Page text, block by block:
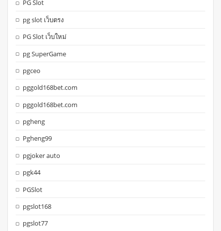
PG Slot
pg slot เว็บตรง
PG Slot เว็บใหม่
pg SuperGame
pgceo
pggold168bet.com
pggold168bet.com
pgheng
Pgheng99
pgjoker auto
pgk44
PGSlot
pgslot168
pgslot77